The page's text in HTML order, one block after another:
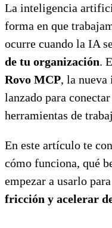
La inteligencia
forma en que
ocurre cuando la IA
de tu organización.
Rovo MCP, la nueva
lanzado para conectar
herramientas de
En este artículo te
cómo funciona, qué
empezar a usarlo para
fricción y acelerar